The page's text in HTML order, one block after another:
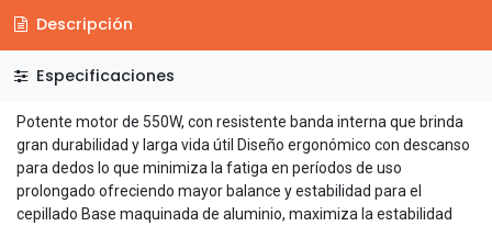
Descripción
Especificaciones
Potente motor de 550W, con resistente banda interna que brinda
gran durabilidad y larga vida útil Diseño ergonómico con descanso
para dedos lo que minimiza la fatiga en períodos de uso
prolongado ofreciendo mayor balance y estabilidad para el
cepillado Base maquinada de aluminio, maximiza la estabilidad